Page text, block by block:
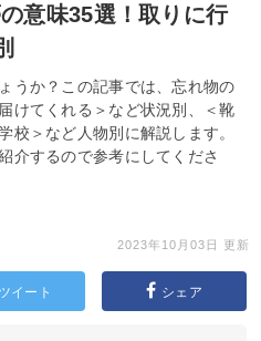
意味35選！取りに行
うか？この記事では、忘れ物の
けてくれる＞など状況別、＜靴
校＞など人物別に解説します。
介するので参考にしてくださ
2023年10月03日 更新
ツイート シェア